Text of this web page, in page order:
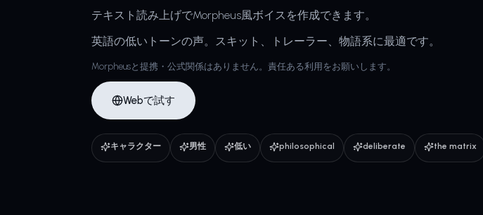
テキスト読み上げでMorpheus風ボイスを作成できます。
英語の低いトーンの声。スキット、トレーラー、物語系に最適です。
Morpheusと提携・公式関係はありません。責任ある利用をお願いします。
Webで試す
キャラクター 男性 低い philosophical deliberate the matrix